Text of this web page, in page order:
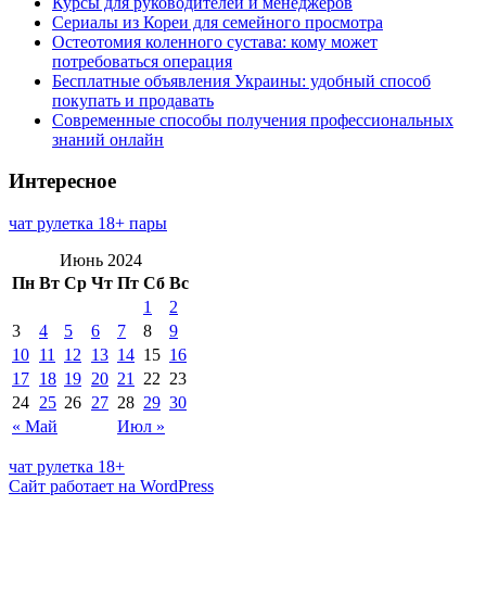
Сериалы из Кореи для семейного просмотра
Остеотомия коленного сустава: кому может
потребоваться операция
Бесплатные объявления Украины: удобный способ
покупать и продавать
Современные способы получения профессиональных
знаний онлайн
Интересное
чат рулетка 18+ пары
Июнь 2024
Пн Вт Ср Чт Пт Сб Вс
« Май Июл »
1
2
3
4 5 6 7 8
9
10 11 12 13 14 15 16
17 18 19 20 21 22 23
24 25 26 27 28 29 30
чат рулетка 18+
Сайт работает на WordPress